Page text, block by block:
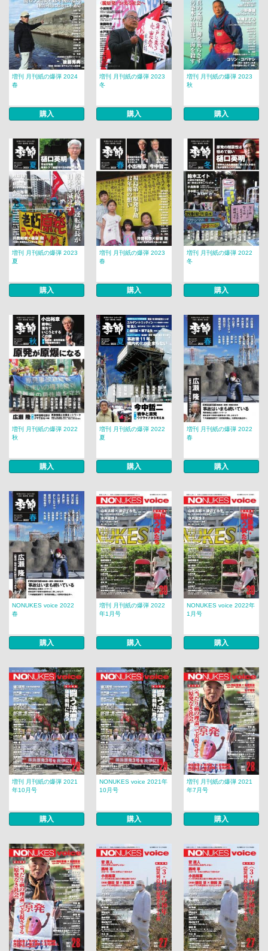
増刊 月刊紙の爆弾 2024
春
購入
増刊 月刊紙の爆弾 2023
冬
購入
増刊 月刊紙の爆弾 2023
秋
購入
増刊 月刊紙の爆弾 2023
夏
購入
増刊 月刊紙の爆弾 2023
春
購入
増刊 月刊紙の爆弾 2022
冬
購入
増刊 月刊紙の爆弾 2022
秋
購入
増刊 月刊紙の爆弾 2022
夏
購入
増刊 月刊紙の爆弾 2022
春
購入
NONUKES voice 2022
春
購入
増刊 月刊紙の爆弾 2022
年1月号
購入
NONUKES voice 2022年
1月号
購入
増刊 月刊紙の爆弾 2021
年10月号
購入
NONUKES voice 2021年
10月号
購入
増刊 月刊紙の爆弾 2021
年7月号
購入